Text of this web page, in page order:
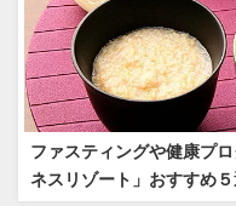
ファスティングや健康プ
ネスリゾート」おすすめ